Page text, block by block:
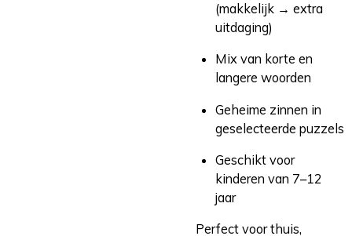
(makkelijk → extra
uitdaging)
Mix van korte en
langere woorden
Geheime zinnen in
geselecteerde puzzels
Geschikt voor
kinderen van 7–12
jaar
Perfect voor thuis,